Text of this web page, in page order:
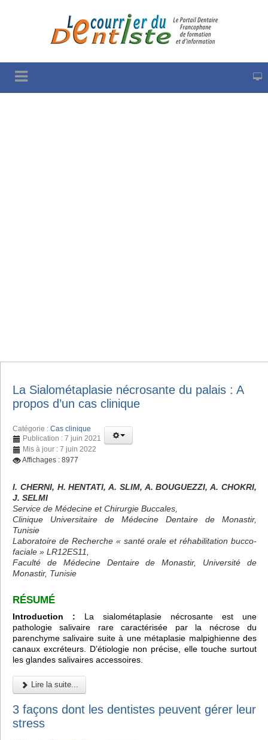
La Sialométaplasie nécrosante du palais : A
propos d’un cas clinique
Catégorie : Cas clinique
Publication : 7 juin 2021
Mis à jour : 7 juin 2022
Affichages : 8977
I. CHERNI, H. HENTATI, A. SLIM, A. BOUGUEZZI, A. CHOKRI,
J. SELMI
Service de Médecine et Chirurgie Buccales,
Clinique Universitaire de Médecine Dentaire de Monastir,
Tunisie
Laboratoire de Recherche « santé orale et réhabilitation bucco-
faciale » LR12ES11,
Faculté de Médecine Dentaire de Monastir, Université de
Monastir, Tunisie
RÉSUMÉ
Introduction : La sialométaplasie nécrosante est une
pathologie salivaire rare caractérisée par la nécrose du
parenchyme salivaire suite à une métaplasie malpighienne des
canaux excréteurs. D’étiologie non précise, elle touche surtout
les glandes salivaires accessoires.
Lire la suite...
3 façons dont les dentistes peuvent gérer leur
stress